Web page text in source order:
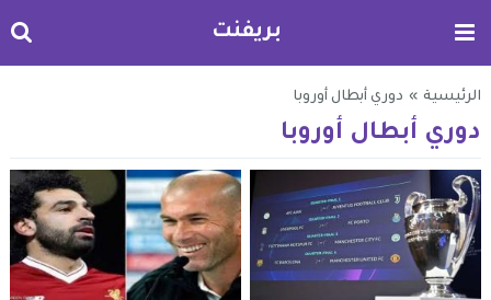
بريفنت
الرئيسية » دوري أبطال أوروبا
دوري أبطال أوروبا